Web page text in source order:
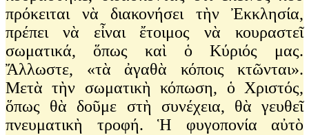
πρόκειται νὰ διακονήσει τὴν Ἐκκλησία,
πρέπει νὰ εἶναι ἔτοιμος νὰ κουραστεῖ
σωματικά, ὅπως καὶ ὁ Κύριός μας.
Ἄλλωστε, «τὰ ἀγαθὰ κόποις κτῶνται».
Μετὰ τὴν σωματικὴ κόπωση, ὁ Χριστός,
ὅπως θὰ δοῦμε στὴ συνέχεια, θὰ γευθεῖ
πνευματικὴ τροφή. Ἡ φυγοπονία αὐτὸ